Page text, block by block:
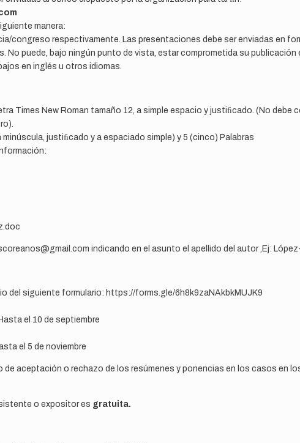
manera:
congreso respectivamente. Las presentaciones debe ser enviadas en
No puede, bajo ningún punto de vista, estar comprometida su
en inglés u otros idiomas.
Times New Roman tamaño 12, a simple espacio y justiﬁcado. (No debe
minúscula, justiﬁcado y a espaciado simple) y 5 (cinco) Palabras
indicando en el asunto el apellido del autor ,Ej:
del siguiente formulario: https://forms.gle/6h8k9zaNAkbkMUJK9
el 10 de septiembre
el 5 de noviembre
de aceptación o rechazo de los resúmenes y ponencias en los casos en
o expositor es gratuita.